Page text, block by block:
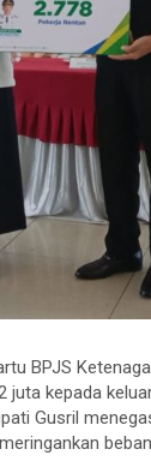
BPJS
kepada
Gusril